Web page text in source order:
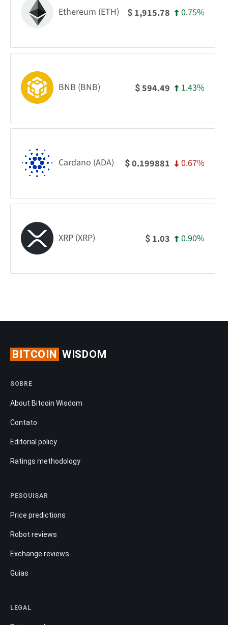
Ethereum (ETH) $ 1,915.78 0.75%
BNB (BNB) $594.49 1.43%
Cardano (ADA) $0.199881 0.67%
XRP (XRP) $ 1.03 0.90%
BITCOIN WISDOM
SOBRE
About Bitcoin Wisdom
Contato
Editorial policy
Ratings methodology
PESQUISAR
Price predictions
Robot reviews
Exchange reviews
Guias
LEGAL